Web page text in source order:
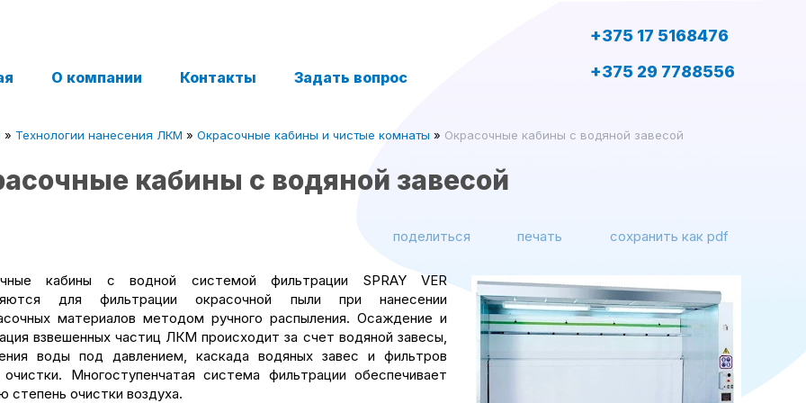
О компании Контакты Задать вопрос
+375 17 5168476
+375 29 7788556
» Технологии нанесения ЛКМ » Окрасочные кабины и чистые комнаты » Окрасочные кабины с водяной завесой
кабины с водяной завесой
поделиться печать сохранить как pdf
кабины с водной системой фильтрации SPRAY VER
для фильтрации окрасочной пыли при нанесении
материалов методом ручного распыления. Осаждение и
взвешенных частиц ЛКМ происходит за счет водяной завесы,
воды под давлением, каскада водяных завес и фильтров
очистки. Многоступенчатая система фильтрации обеспечивает
степень очистки воздуха.